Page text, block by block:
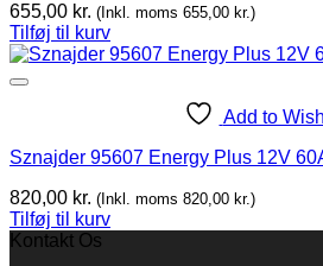
655,00 kr. (Inkl. moms 655,00 kr.)
Tilføj til kurv
Add to
Sznajder 95607 Energy Plus 12V
820,00 kr. (Inkl. moms 820,00 kr.)
Tilføj til kurv
Kontakt Os